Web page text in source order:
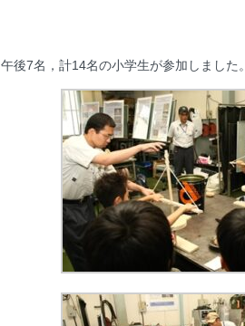
7名，計14名の小学生が参加しました。